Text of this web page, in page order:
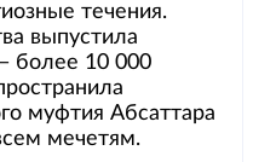
течения.
выпустила
более 10 000
муфтия Абсаттара
мечетям.